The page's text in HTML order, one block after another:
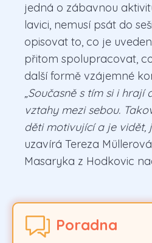
jedná o zábavnou
lavici, nemusí psát do
opisovat to, co je
přitom spolupracovat,
další formě vzájemné
„Současně s tím si i hrají
vztahy mezi sebou.
děti motivující a je vidět,
uzavírá Tereza Müllerová
Masaryka z Hodkovic
Poradna